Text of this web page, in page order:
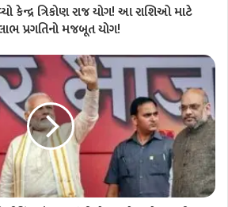
કેન્દ્ર ત્રિકોણ રાજ યોગ! આ રાશિઓ માટે
પ્રગતિનો મજબૂત યોગ!